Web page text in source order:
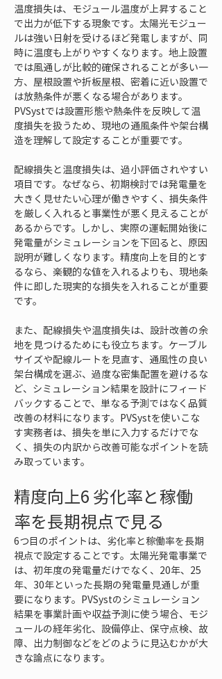
温度損失は、モジュール温度が上昇すること
で出力が低下する現象です。太陽光モジュー
ルは強い日射を受けるほど発電しますが、同
時に温度も上がりやすくなります。地上設置
では風通しが比較的確保されることが多い一
方、屋根設置や折板屋根、密着に近い設置で
は放熱条件が悪くなる場合があります。
PVSystでは設置形態や熱条件を反映して温
度損失を扱うため、現地の通風条件や架台構
造を理解して設定することが重要です。
配線損失と温度損失は、過小評価されやすい
項目です。なぜなら、初期検討では発電量を
大きく見せたい心理が働きやすく、損失条件
を厳しく入れると事業性が悪く見えることが
あるからです。しかし、実際の運転開始後に
発電量がシミュレーションを下回ると、原因
説明が難しくなります。精度向上を目的とす
るなら、楽観的な値を入れるよりも、現地条
件に即した現実的な損失を入れることが重要
です。
また、配線損失や温度損失は、設計改善の余
地を見つけるためにも役立ちます。ケーブル
サイズや配線ルートを見直す、通風性の良い
架台構成を選ぶ、過度な密集配置を避けるな
ど、シミュレーション結果を設計にフィード
バックすることで、単なる予測ではなく品質
改善の材料になります。PVSystを使いこな
す実務者は、損失を単に入力するだけでな
く、損失の内訳から改善可能なポイントを読
み取っています。
精度向上6 劣化率と稼働
率を長期視点で見る
6つ目のポイントは、劣化率と稼働率を長期
視点で設定することです。太陽光発電事業で
は、初年度の発電量だけでなく、20年、25
年、30年といった長期の発電量見通しが重
要になります。PVSystのシミュレーション
結果を事業計画や収益予測に使う場合、モジ
ュールの経年劣化、設備停止、保守点検、故
障、出力制御などをどのように見込むかが大
きな論点になります。